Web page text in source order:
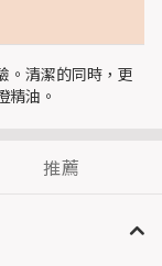
。清潔的同時，更
精油。
推薦